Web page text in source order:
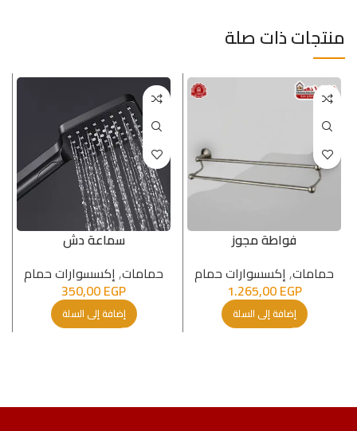
منتجات ذات صلة
فواطة مجوز
حمامات,إكسسوارات حمام
1.265,00EGP
إضافة إلى السلة
سماعة دش
حمامات,إكسسوارات حمام
350,00EGP
إضافة إلى السلة